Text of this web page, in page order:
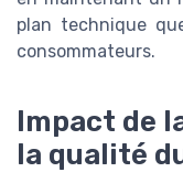
plan technique
consommateurs.
Impact de
la qualité